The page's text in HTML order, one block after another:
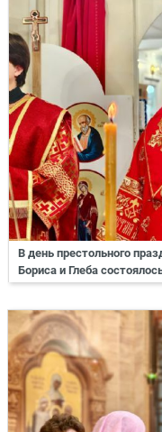
В день престольного
Бориса и Глеба